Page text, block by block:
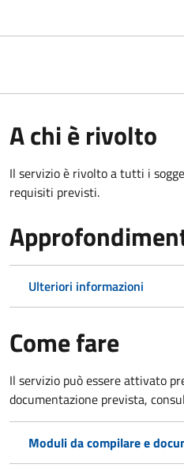
A chi è rivolto
Il servizio è rivolto a tutti i
requisiti previsti.
Ulteriori informazioni
Come fare
Il servizio può essere attivato
documentazione prevista,
Moduli da compilare e